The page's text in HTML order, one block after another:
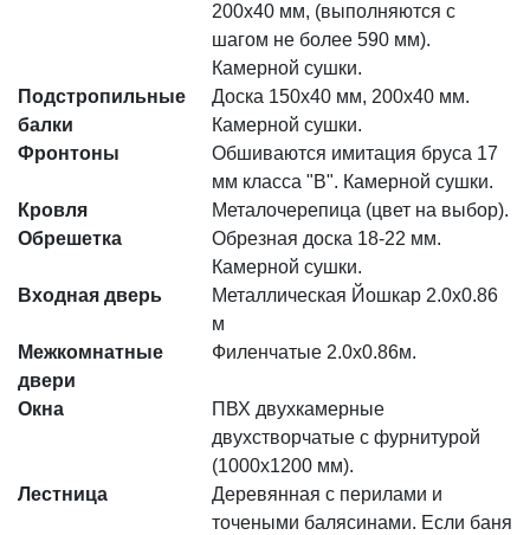
200х40 мм, (выполняются с
шагом не более 590 мм).
Камерной сушки.
Подстропильные
балки
Доска 150х40 мм, 200х40 мм.
Камерной сушки.
Фронтоны
Обшиваются имитация бруса 17
мм класса "В". Камерной сушки.
Кровля
Металочерепица (цвет на выбор).
Обрешетка
Обрезная доска 18-22 мм.
Камерной сушки.
Входная дверь
Металлическая Йошкар 2.0x0.86
м
Межкомнатные
двери
Филенчатые 2.0х0.86м.
Окна
ПВХ двухкамерные
двухстворчатые с фурнитурой
(1000х1200 мм).
Лестница
Деревянная с перилами и
точеными балясинами. Если баня